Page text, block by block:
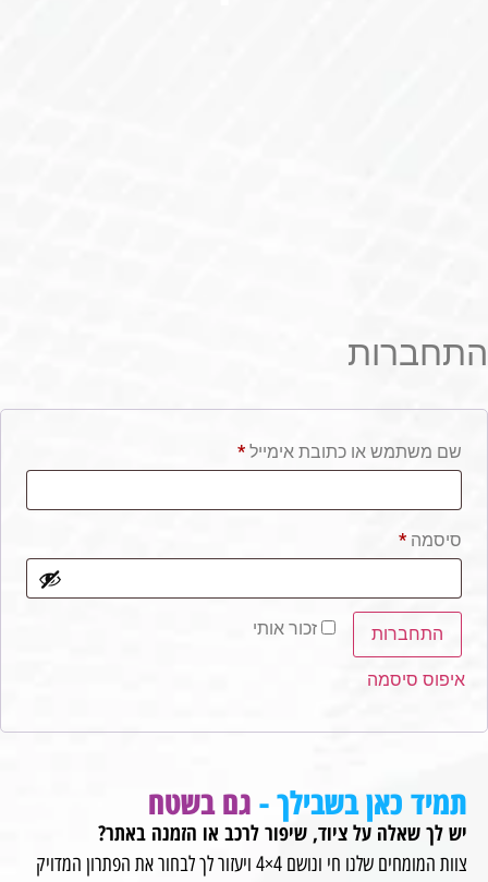
התחברות
שם משתמש או כתובת אימייל *
סיסמה *
זכור אותי התחברות
איפוס סיסמה
תמיד כאן בשבילך - גם בשטח
יש לך שאלה על ציוד, שיפור לרכב או הזמנה באתר?
צוות המומחים שלנו חי ונושם 4×4 ויעזור לך לבחור את הפתרון המדויק